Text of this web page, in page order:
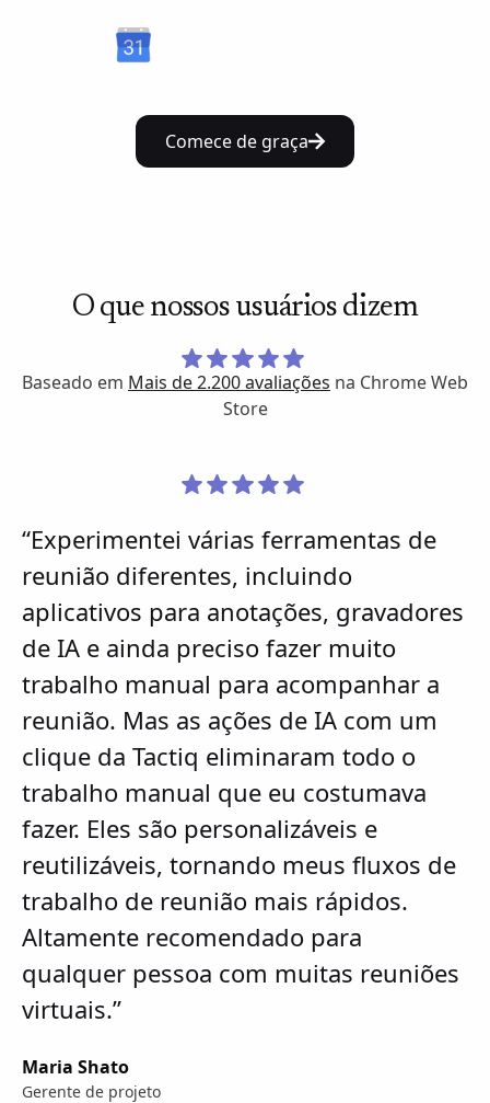
Comece de graça
O que nossos usuários dizem
Baseado em Mais de 2.200 avaliações na Chrome Web
Store
“Experimentei várias ferramentas de
reunião diferentes, incluindo
aplicativos para anotações, gravadores
de IA e ainda preciso fazer muito
trabalho manual para acompanhar a
reunião. Mas as ações de IA com um
clique da Tactiq eliminaram todo o
trabalho manual que eu costumava
fazer. Eles são personalizáveis e
reutilizáveis, tornando meus fluxos de
trabalho de reunião mais rápidos.
Altamente recomendado para
qualquer pessoa com muitas reuniões
virtuais.”
Maria Shato
Gerente de projeto